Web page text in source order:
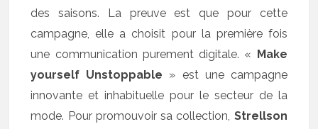
des saisons. La preuve est que pour cette
campagne, elle a choisit pour la première fois
une communication purement digitale. « Make
yourself Unstoppable » est une campagne
innovante et inhabituelle pour le secteur de la
mode. Pour promouvoir sa collection, Strellson